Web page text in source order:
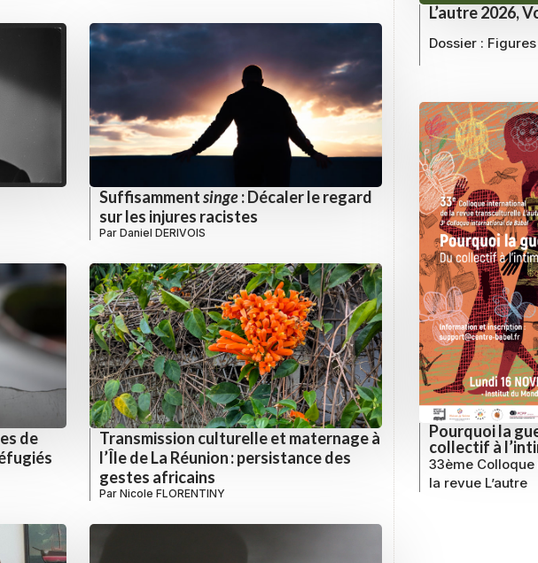
Suffisammentsinge: Décaler le regard
sur les injures racistes
Par Daniel DERIVOIS
de
Transmission culturelle et maternage à
l’Île de La Réunion : persistance des
gestes africains
Par Nicole FLORENTINY
L’autre 2026,
Dossier :
Pourquoi la
collectif à
33ème
la revue L’autre